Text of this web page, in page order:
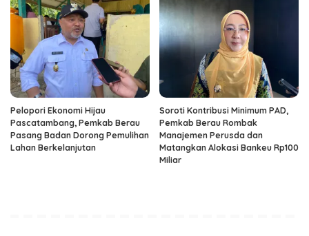
Pelopori Ekonomi Hijau
Pascatambang, Pemkab Berau
Pasang Badan Dorong Pemulihan
Lahan Berkelanjutan
Soroti Kontribusi Minimum PAD,
Pemkab Berau Rombak
Manajemen Perusda dan
Matangkan Alokasi Bankeu Rp100
Miliar